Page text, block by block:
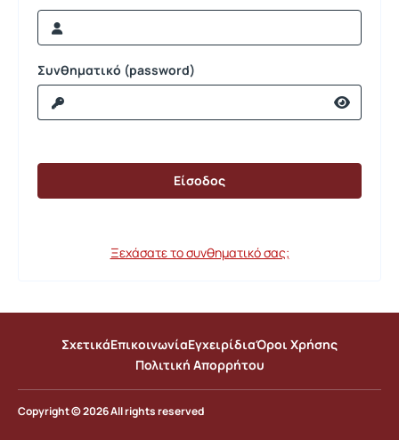
Συνθηματικό (password)
Ξεχάσατε το συνθηματικό σας;
ΣχετικάΕπικοινωνίαΕγχειρίδιαΌροι Χρήσης
Πολιτική Απορρήτου
Copyright © 2026 All rights reserved